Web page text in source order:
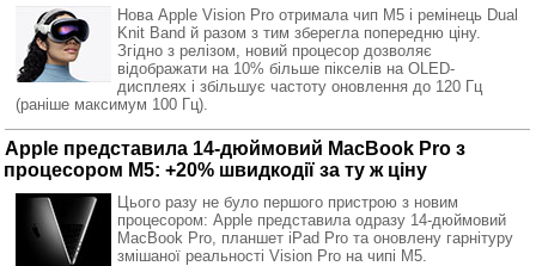
Нова Apple Vision Pro отримала чип M5 і ремінець Dual
Knit Band й разом з тим зберегла попередню ціну.
Згідно з релізом, новий процесор дозволяє
відображати на 10% більше пікселів на OLED-
дисплеях і збільшує частоту оновлення до 120 Гц
(раніше максимум 100 Гц).
Apple представила 14-дюймовий MacBook Pro з
процесором M5: +20% швидкодії за ту ж ціну
Цього разу не було першого пристрою з новим
процесором: Apple представила одразу 14-дюймовий
MacBook Pro, планшет iPad Pro та оновлену гарнітуру
змішаної реальності Vision Pro на чипі M5.